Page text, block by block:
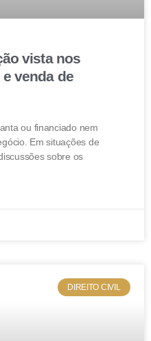
vista nos
venda de
ou financiado nem
Em situações de
sobre os
DIREITO CIVIL